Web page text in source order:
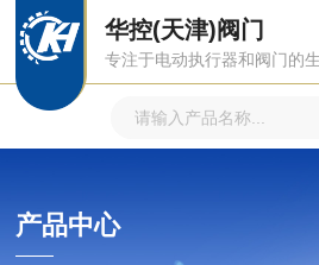
华控(天津)阀门
专注于电动执行器和阀门的
产品中心